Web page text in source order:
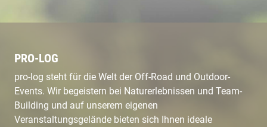
PRO-LOG
pro-log steht für die Welt der Off-Road und Outdoor-
Events. Wir begeistern bei Naturerlebnissen und Team-
Building und auf unserem eigenen
Veranstaltungsgelände bieten sich Ihnen ideale